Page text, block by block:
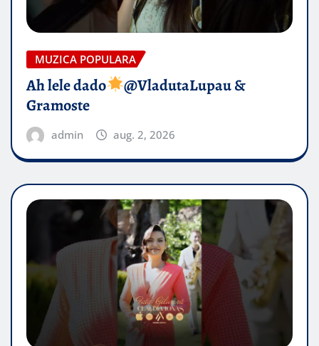
MUZICA POPULARA
Ah lele dado​
@VladutaLupau &
Gramoste
admin aug. 2, 2026